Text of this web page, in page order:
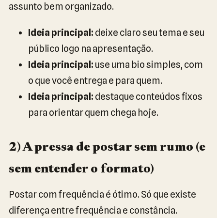
assunto bem organizado.
Ideia principal: deixe claro seu tema e seu
público logo na apresentação.
Ideia principal: use uma bio simples, com
o que você entrega e para quem.
Ideia principal: destaque conteúdos fixos
para orientar quem chega hoje.
2) A pressa de postar sem rumo (e
sem entender o formato)
Postar com frequência é ótimo. Só que existe
diferença entre frequência e constância.